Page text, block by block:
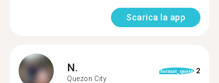
Scarica la app
N.
Quezon City
format_quote 2